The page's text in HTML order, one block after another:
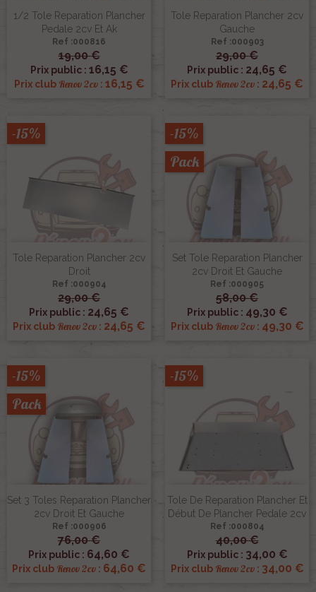
1/2 Tole Reparation Plancher
Pedale 2cv Et Ak
Ref :000816
19,00 €
Prix public : 16,15 €
Prix club Renov 2cv: 16,15 €
Tole Reparation Plancher 2cv
Gauche
Ref :000903
29,00 €
Prix public : 24,65 €
Prix club Renov 2cv : 24,65 €
Tole Reparation Plancher 2cv
Droit
Ref :000904
29,00 €
Prix public : 24,65 €
Prix club Renov 2cv : 24,65 €
-15%
Set Tole Reparation Plancher
2cv Droit Et Gauche
Ref :000905
58,00 €
Prix public : 49,30 €
Prix club Renov 2cv: 49,30 €
-15%
Pack
Set 3 Toles Reparation Plancher
2cv Droit Et Gauche
Ref :000906
76,00 €
Prix public : 64,60 €
Prix club Renov 2cv : 64,60 €
-15%
Pack
Tole De Reparation Plancher Et
Début De Plancher Pedale 2cv
Ref :000804
40,00 €
Prix public : 34,00 €
Prix club Renov 2cv: 34,00 €
-15%